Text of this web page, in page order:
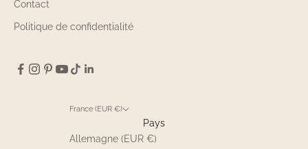
Contact
Politique de confidentialité
France (EUR €)
Pays
Allemagne (EUR €)